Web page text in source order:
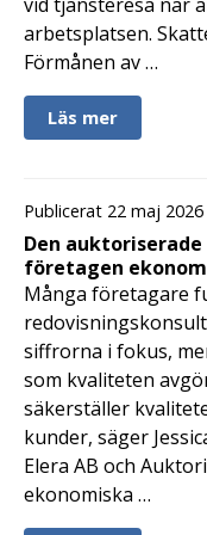
arbetsplatsen.
Förmånen av …
Läs mer
Publicerat 22 maj 2026
Den
företagen
Många företagare
siffrorna i fokus,
som kvaliteten
säkerställer
kunder, säger
Elera AB och
ekonomiska …